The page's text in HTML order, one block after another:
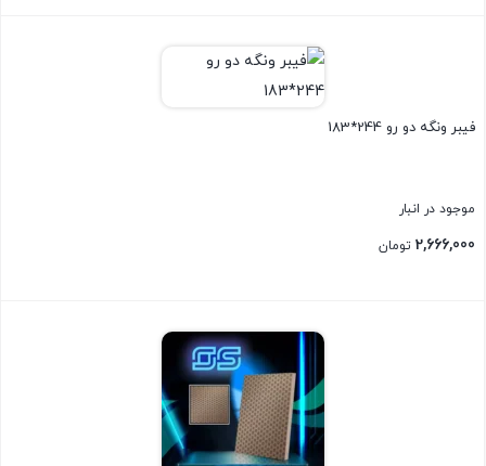
فیبر ونگه دو رو 244*183
موجود در انبار
2,666,000 تومان